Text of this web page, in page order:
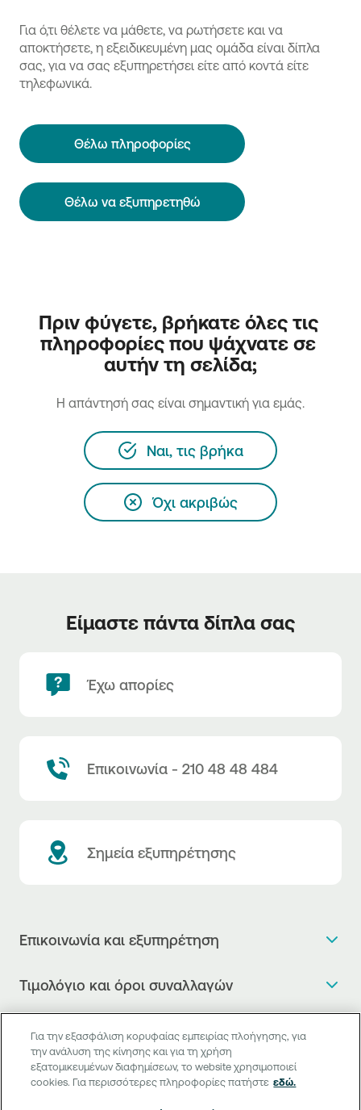
Για ό,τι θέλετε να μάθετε, να ρωτήσετε και να
αποκτήσετε, η εξειδικευμένη μας ομάδα είναι δίπλα
σας, για να σας εξυπηρετήσει είτε από κοντά είτε
τηλεφωνικά.
Θέλω πληροφορίες
Θέλω να εξυπηρετηθώ
Πριν φύγετε, βρήκατε όλες τις
πληροφορίες που ψάχνατε σε
αυτήν τη σελίδα;
H απάντησή σας είναι σημαντική για εμάς.
Ναι, τις βρήκα
Όχι ακριβώς
Είμαστε πάντα δίπλα σας
Έχω απορίες
Επικοινωνία - 210 48 48 484
Σημεία εξυπηρέτησης
Επικοινωνία και εξυπηρέτηση
Η νέα Ψηφιακή Εποχή στις συναλλαγές, έφτασε!
Θέλω να μιλήσω με Corporate Transaction Banking
Officer
Τιμολόγιο και όροι συναλλαγών
Τιμολόγιο της Τράπεζας
Δελτίο τιμών συναλλάγματος
Δελτίο πληροφόρησης περί τελών
Χρήσιμοι σύνδεσμοι
Συχνές ερωτήσεις
Κανονιστική Συμμόρφωση
Digital Banking
Για την εξασφάλιση κορυφαίας εμπειρίας πλοήγησης, για
την ανάλυση της κίνησης και για τη χρήση
εξατομικευμένων διαφημίσεων, το website χρησιμοποιεί
cookies. Για περισσότερες πληροφορίες πατήστε εδώ.